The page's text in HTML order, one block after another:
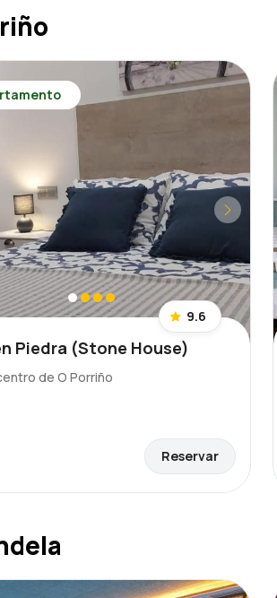
9.6
Piedra (Stone House)
de O Porriño
Reservar